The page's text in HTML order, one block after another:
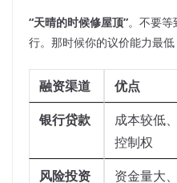
“天晴的时候修屋顶”。不要
行。那时候你的议价能力最低
融资渠道 优点
银行贷款
成本较低
控制权
风险投资
资金量大